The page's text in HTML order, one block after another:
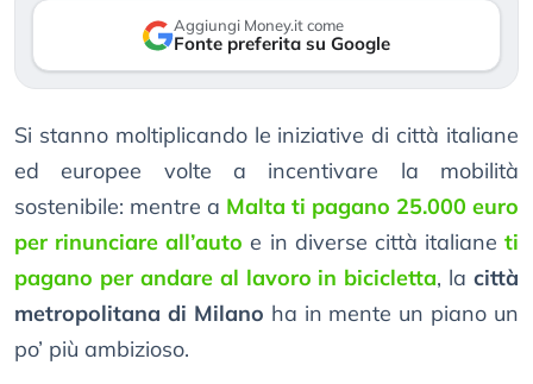
Aggiungi Money.it come
Fonte preferita su Google
Si stanno moltiplicando le iniziative di città italiane
ed europee volte a incentivare la mobilità
sostenibile: mentre a Malta ti pagano 25.000 euro
per rinunciare all’auto e in diverse città italiane ti
pagano per andare al lavoro in bicicletta, la città
metropolitana di Milano ha in mente un piano un
po’ più ambizioso.